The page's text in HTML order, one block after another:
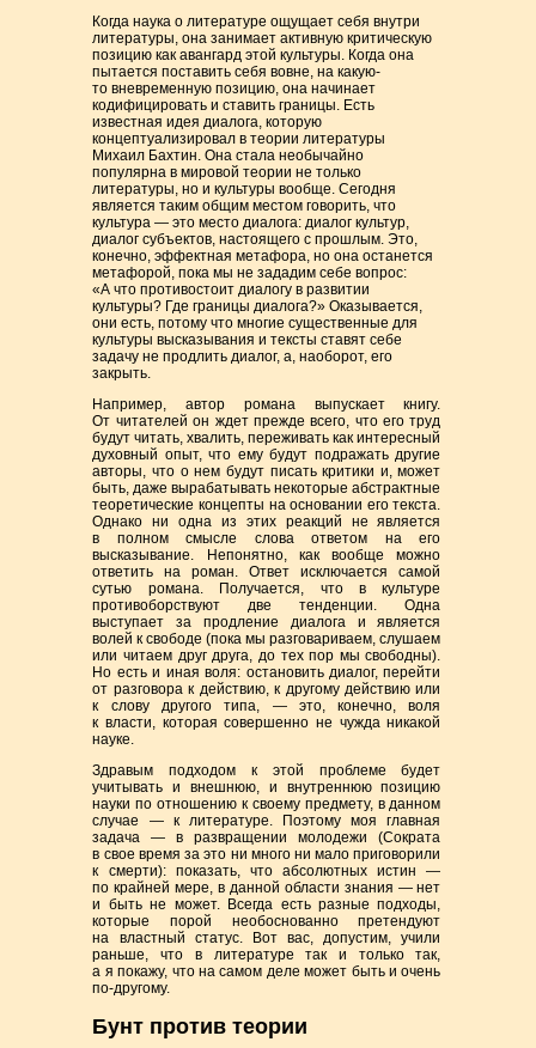
Когда наука о литературе ощущает себя внутри
литературы, она занимает активную критическую
позицию как авангард этой культуры. Когда она
пытается поставить себя вовне, на какую-
то вневременную позицию, она начинает
кодифицировать и ставить границы. Есть
известная идея диалога, которую
концептуализировал в теории литературы
Михаил Бахтин. Она стала необычайно
популярна в мировой теории не только
литературы, но и культуры вообще. Сегодня
является таким общим местом говорить, что
культура — это место диалога: диалог культур,
диалог субъектов, настоящего с прошлым. Это,
конечно, эффектная метафора, но она останется
метафорой, пока мы не зададим себе вопрос:
«А что противостоит диалогу в развитии
культуры? Где границы диалога?» Оказывается,
они есть, потому что многие существенные для
культуры высказывания и тексты ставят себе
задачу не продлить диалог, а, наоборот, его
закрыть.
Например, автор романа выпускает книгу.
От читателей он ждет прежде всего, что его труд
будут читать, хвалить, переживать как интересный
духовный опыт, что ему будут подражать другие
авторы, что о нем будут писать критики и, может
быть, даже вырабатывать некоторые абстрактные
теоретические концепты на основании его текста.
Однако ни одна из этих реакций не является
в полном смысле слова ответом на его
высказывание. Непонятно, как вообще можно
ответить на роман. Ответ исключается самой
сутью романа. Получается, что в культуре
противоборствуют две тенденции. Одна
выступает за продление диалога и является
волей к свободе (пока мы разговариваем, слушаем
или читаем друг друга, до тех пор мы свободны).
Но есть и иная воля: остановить диалог, перейти
от разговора к действию, к другому действию или
к слову другого типа, — это, конечно, воля
к власти, которая совершенно не чужда никакой
науке.
Здравым подходом к этой проблеме будет
учитывать и внешнюю, и внутреннюю позицию
науки по отношению к своему предмету, в данном
случае — к литературе. Поэтому моя главная
задача — в развращении молодежи (Сократа
в свое время за это ни много ни мало приговорили
к смерти): показать, что абсолютных истин —
по крайней мере, в данной области знания — нет
и быть не может. Всегда есть разные подходы,
которые порой необоснованно претендуют
на властный статус. Вот вас, допустим, учили
раньше, что в литературе так и только так,
а я покажу, что на самом деле может быть и очень
по-другому.
Бунт против теории